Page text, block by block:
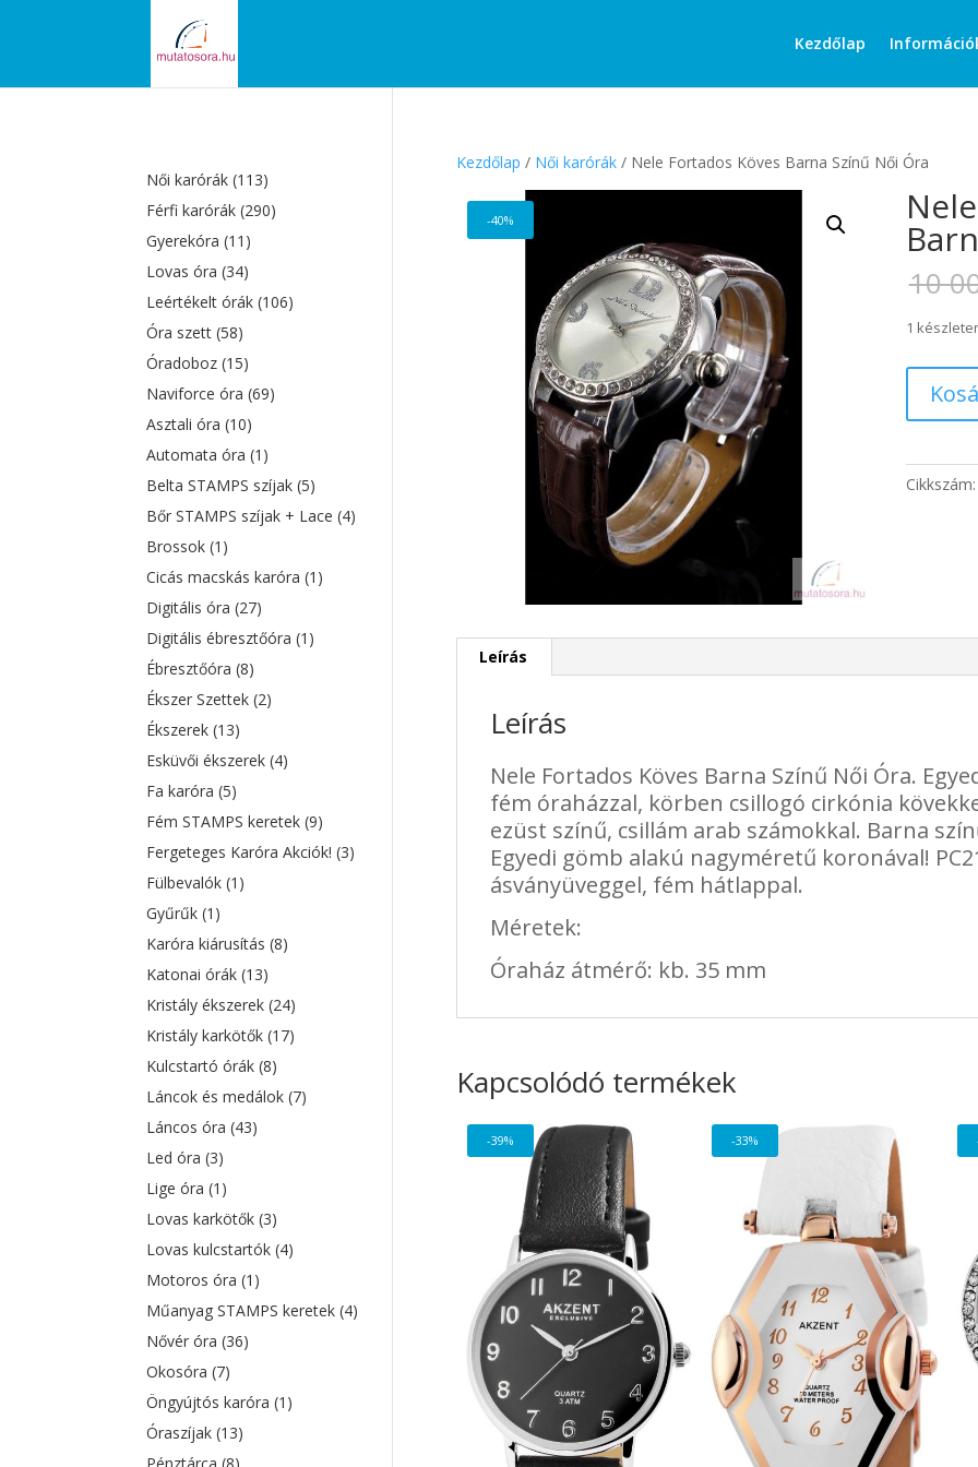
Kezdőlap
search
Kezdőlap / Női karórák/ Nele Fortados Köves Barna Színű Női Óra
-40%
10
1
Fortados
Köves
Színű
Leírás
Leírás
Nele Fortados Köves Barna Színű Női Óra.
fém óraházzal, körben csillogó cirkónia
ezüst színű, csillám arab számokkal. Barna
Egyedi gömb alakú nagyméretű koronával!
ásványüveggel, fém hátlappal.
Méretek:
Óraház átmérő: kb. 35 mm
Kapcsolódó termékek
-39% -33%
Női karórák(113)
Férfi karórák(290)
Gyerekóra(11)
Lovas óra(34)
Leértékelt órák(106)
Óra szett(58)
Óradoboz(15)
Naviforce óra(69)
Asztali óra(10)
Automata óra(1)
Belta STAMPS szíjak(5)
Bőr STAMPS szíjak + Lace(4)
Brossok(1)
Cicás macskás karóra(1)
Digitális óra(27)
Digitális ébresztőóra(1)
Ébresztőóra(8)
Ékszer Szettek(2)
Ékszerek(13)
Esküvői ékszerek(4)
Fa karóra(5)
Fém STAMPS keretek(9)
Fergeteges Karóra Akciók!(3)
Fülbevalók(1)
Gyűrűk(1)
Karóra kiárusítás(8)
Katonai órák(13)
Kristály ékszerek(24)
Kristály karkötők(17)
Kulcstartó órák(8)
Láncok és medálok(7)
Láncos óra(43)
Led óra(3)
Lige óra(1)
Lovas karkötők(3)
Lovas kulcstartók(4)
Motoros óra(1)
Műanyag STAMPS keretek(4)
Nővér óra(36)
Okosóra(7)
Öngyújtós karóra(1)
Óraszíjak(13)